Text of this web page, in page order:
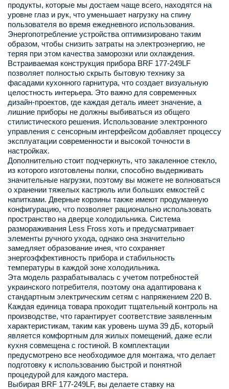
продукты, которые мы достаем чаще всего, находятся на
уровне глаз и рук, что уменьшает нагрузку на спину
пользователя во время ежедневного использования.
Энергопотребление устройства оптимизировано таким
образом, чтобы снизить затраты на электроэнергию, не
теряя при этом качества заморозки или охлаждения.
Встраиваемая конструкция прибора BRF 177-249LF
позволяет полностью скрыть бытовую технику за
фасадами кухонного гарнитура, что создает визуальную
целостность интерьера. Это важно для современных
дизайн-проектов, где каждая деталь имеет значение, а
лишние приборы не должны выбиваться из общего
стилистического решения. Использование электронного
управления с сенсорным интерфейсом добавляет процессу
эксплуатации современности и высокой точности в
настройках.
Дополнительно стоит подчеркнуть, что закаленное стекло,
из которого изготовлены полки, способно выдерживать
значительные нагрузки, поэтому вы можете не волноваться
о хранении тяжелых кастрюль или больших емкостей с
напитками. Дверные корзины также имеют продуманную
конфигурацию, что позволяет рационально использовать
пространство на дверце холодильника. Система
размораживания Less Fross хоть и предусматривает
элементы ручного ухода, однако она значительно
замедляет образование инея, что сохраняет
энергоэффективность прибора и стабильность
температуры в каждой зоне холодильника.
Эта модель разрабатывалась с учетом потребностей
украинского потребителя, поэтому она адаптирована к
стандартным электрическим сетям с напряжением 220 В.
Каждая единица товара проходит тщательный контроль на
производстве, что гарантирует соответствие заявленным
характеристикам, таким как уровень шума 39 дБ, который
является комфортным для жилых помещений, даже если
кухня совмещена с гостиной. В комплектации
предусмотрено все необходимое для монтажа, что делает
подготовку к использованию быстрой и понятной
процедурой для каждого мастера.
Выбирая BRF 177-249LF, вы делаете ставку на